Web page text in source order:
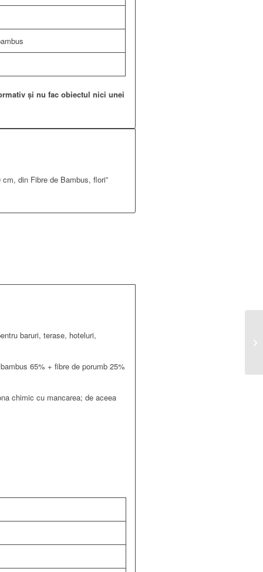
și nu fac obiectul nici unei
din Fibre de Bambus, flori”
baruri, terase, hoteluri,
65% + fibre de porumb 25%
chimic cu mancarea; de aceea